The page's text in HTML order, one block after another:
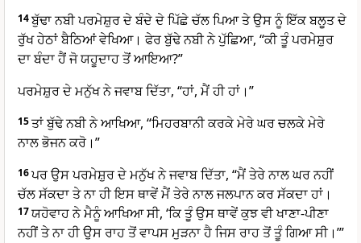
14ਬੁੱਢਾ ਨਬੀ ਪਰਮੇਸ਼ੁਰ ਦੇ ਬੰਦੇ ਦੇ ਪਿੱਛੇ ਚੱਲ ਪਿਆ ਤੇ ਉਸ ਨੂੰ ਇੱਕ ਬਲੂਤ ਦੇ
ਰੁੱਖ ਹੇਠਾਂ ਬੈਠਿਆਂ ਵੇਖਿਆ। ਫੇਰ ਬੁੱਢੇ ਨਬੀ ਨੇ ਪੁੱਛਿਆ, “ਕੀ ਤੂੰ ਪਰਮੇਸ਼ੁਰ
ਦਾ ਬੰਦਾ ਹੈਂ ਜੋ ਯਹੂਦਾਹ ਤੋਂ ਆਇਆ?”
ਪਰਮੇਸ਼ੁਰ ਦੇ ਮਨੁੱਖ ਨੇ ਜਵਾਬ ਦਿੱਤਾ, “ਹਾਂ, ਮੈਂ ਹੀ ਹਾਂ।”
15ਤਾਂ ਬੁੱਢੇ ਨਬੀ ਨੇ ਆਖਿਆ, “ਮਿਹਰਬਾਨੀ ਕਰਕੇ ਮੇਰੇ ਘਰ ਚਲਕੇ ਮੇਰੇ
ਨਾਲ ਭੋਜਨ ਕਰੋ।”
16ਪਰ ਉਸ ਪਰਮੇਸ਼ੁਰ ਦੇ ਮਨੁੱਖ ਨੇ ਜਵਾਬ ਦਿੱਤਾ, “ਮੈਂ ਤੇਰੇ ਨਾਲ ਘਰ ਨਹੀਂ
ਚੱਲ ਸੱਕਦਾ ਤੇ ਨਾ ਹੀ ਇਸ ਥਾਵੇਂ ਮੈਂ ਤੇਰੇ ਨਾਲ ਜਲਪਾਨ ਕਰ ਸੱਕਦਾ ਹਾਂ।
17ਯਹੋਵਾਹ ਨੇ ਮੈਨੂੰ ਆਖਿਆ ਸੀ, ‘ਕਿ ਤੂੰ ਉਸ ਥਾਵੇਂ ਕੁਝ ਵੀ ਖਾਣਾ-ਪੀਣਾ
ਨਹੀਂ ਤੇ ਨਾ ਹੀ ਉਸ ਰਾਹ ਤੋਂ ਵਾਪਸ ਮੁੜਨਾ ਹੈ ਜਿਸ ਰਾਹ ਤੋਂ ਤੂੰ ਗਿਆ ਸੀ।’”